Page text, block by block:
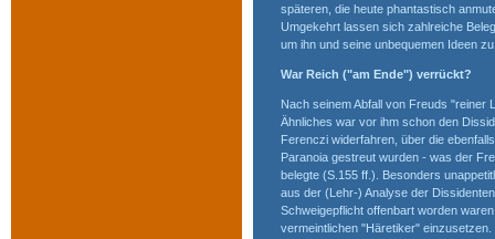
späteren, die heute phantastisch
Umgekehrt lassen sich zahlreiche
um ihn und seine unbequemen Ideen
War Reich ("am Ende") verrückt?
Nach seinem Abfall von Freuds
Ähnliches war vor ihm schon den
Ferenczi widerfahren, über die
Paranoia gestreut wurden - was der
belegte (S.155 ff.). Besonders
aus der (Lehr-) Analyse der
Schweigepflicht offenbart worden
vermeintlichen "Häretiker" einzusetzen.